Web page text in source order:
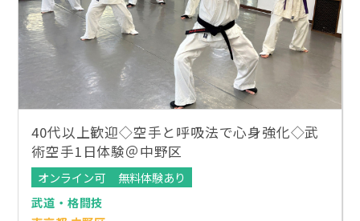
40代以上歓迎◇空手と呼吸法で心身強化◇武
術空手1日体験＠中野区
オンライン可
無料体験あり
武道・格闘技